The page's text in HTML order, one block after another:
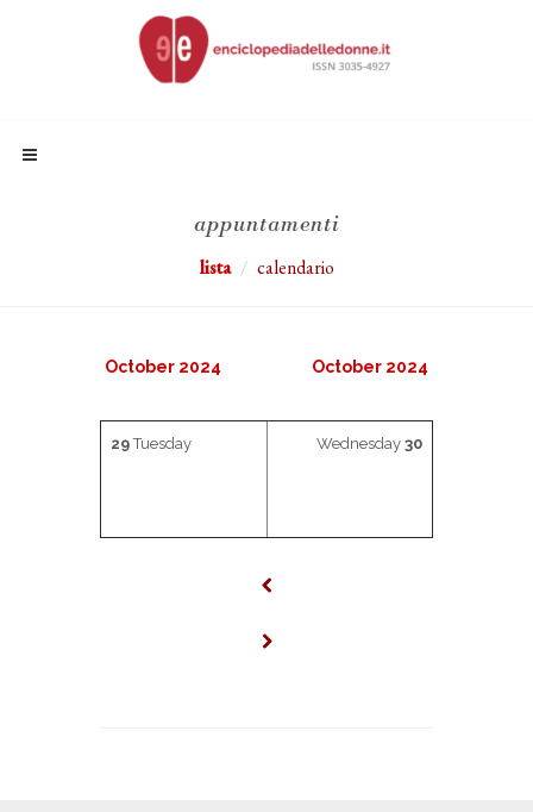
appuntamenti
lista calendario
October 2024 October 2024
29Tuesday Wednesday 30